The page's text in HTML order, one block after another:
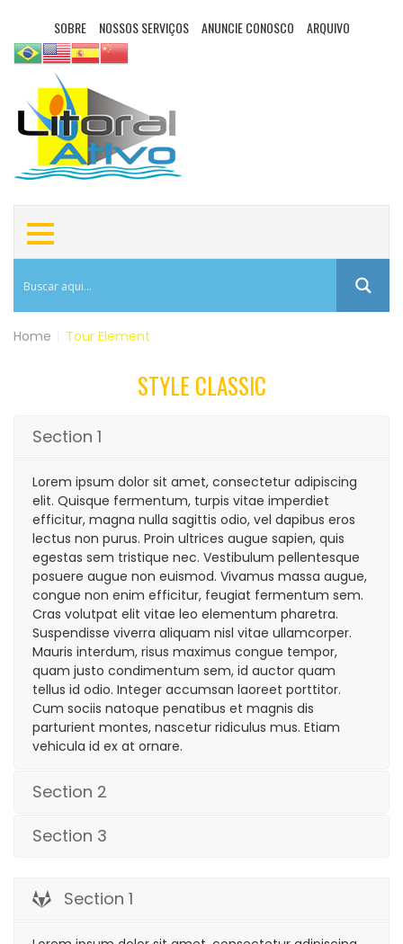
SOBRE NOSSOS SERVIÇOS ANUNCIE CONOSCO ARQUIVO
Home Tour Element
STYLE CLASSIC
Section 1
Lorem ipsum dolor sit amet, consectetur adipiscing
elit. Quisque fermentum, turpis vitae imperdiet
efficitur, magna nulla sagittis odio, vel dapibus eros
lectus non purus. Proin ultrices augue sapien, quis
egestas sem tristique nec. Vestibulum pellentesque
posuere augue non euismod. Vivamus massa augue,
congue non enim efficitur, feugiat fermentum sem.
Cras volutpat elit vitae leo elementum pharetra.
Suspendisse viverra aliquam nisl vitae ullamcorper.
Mauris interdum, risus maximus congue tempor,
quam justo condimentum sem, id auctor quam
tellus id odio. Integer accumsan laoreet porttitor.
Cum sociis natoque penatibus et magnis dis
parturient montes, nascetur ridiculus mus. Etiam
vehicula id ex at ornare.
Section 2
Section 3
Section 1